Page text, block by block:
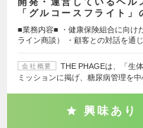
「グルコースフライト
■業務内容■ ・健康保険組合に向け
ライン商談） ・顧客との対話を通
会社概要
THE PHAGEは、「生
ミッションに掲げ、糖尿病管理を
興味あり